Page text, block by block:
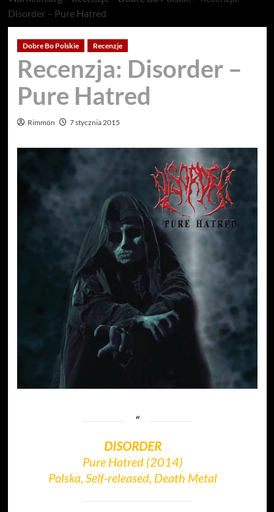
Disorder – Pure Hatred
Dobre Bo Polskie Recenzje
Recenzja: Disorder –
Pure Hatred
Rimmön 7 stycznia 2015
DISORDER
Pure Hatred (2014)
Polska, Self-released, Death Metal